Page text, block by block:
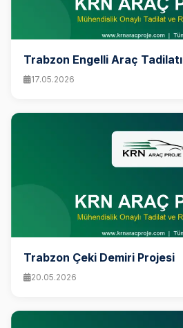
Trabzon Engelli Araç Tadilatı
17.05.2026
Trabzon Çeki Demiri Projesi
20.05.2026